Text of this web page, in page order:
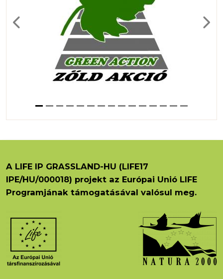
Previous Next
A LIFE IP GRASSLAND-HU (LIFE17
IPE/HU/000018) projekt az Európai Unió LIFE
Programjának támogatásával valósul meg.